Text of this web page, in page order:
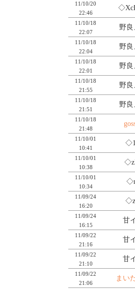
11/10/20
22:46
11/10/18
22:07
野
11/10/18
22:04
野
11/10/18
22:01
野
11/10/18
21:55
野
11/10/18
21:51
野
11/10/18
21:48
11/10/01
10:41
11/10/01
10:38
11/10/01
10:34
11/09/24
16:20
11/09/24
16:15
甘
11/09/22
21:16
甘
11/09/22
21:10
甘
11/09/22
21:06
まい